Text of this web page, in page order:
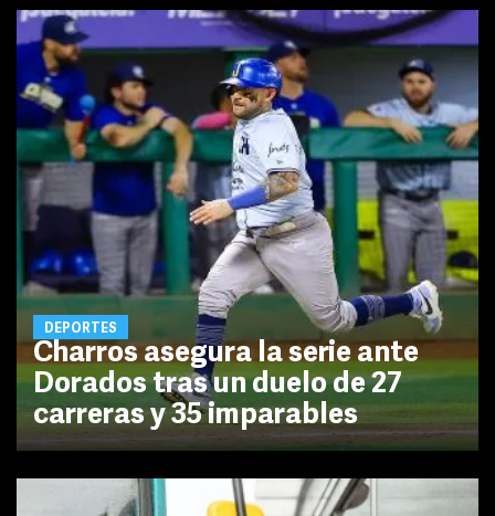
DEPORTES
Charros asegura la serie ante
Dorados tras un duelo de 27
carreras y 35 imparables